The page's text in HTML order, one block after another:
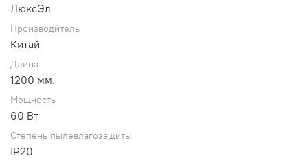
ЛюксЭл
Производитель
Китай
Длина
1200 мм.
Мощность
60 Вт
Степень пылевлагозащиты
IP20